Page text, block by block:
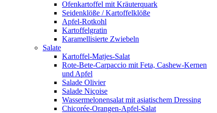
Ofenkartoffel mit Kräuterquark
Seidenklöße / Kartoffelklöße
Apfel-Rotkohl
Kartoffelgratin
Karamellisierte Zwiebeln
Salate
Kartoffel-Matjes-Salat
Rote-Bete-Carpaccio mit Feta, Cashew-Kernen
und Apfel
Salade Olivier
Salade Niçoise
Wassermelonensalat mit asiatischem Dressing
Chicorée-Orangen-Apfel-Salat